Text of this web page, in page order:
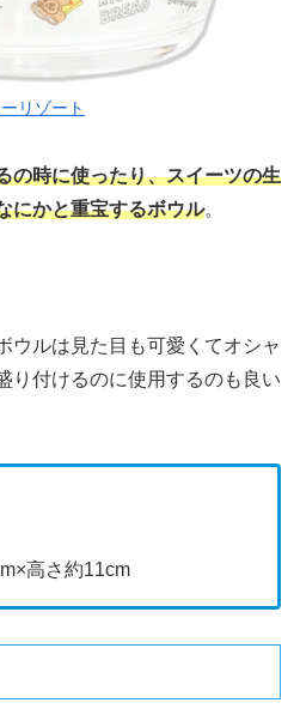
リゾート
の時に使ったり、スイーツの生
にかと重宝するボウル。
ウルは見た目も可愛くてオシャ
り付けるのに使用するのも良い
高さ約11cm